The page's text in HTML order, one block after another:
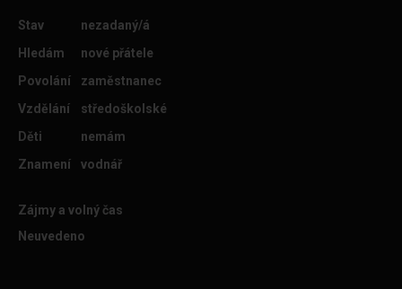
Stav
nezadaný/á
Hledám
nové přátele
Povolání
zaměstnanec
Vzdělání
středoškolské
Děti
nemám
Znamení
vodnář
Zájmy a volný čas
Neuvedeno